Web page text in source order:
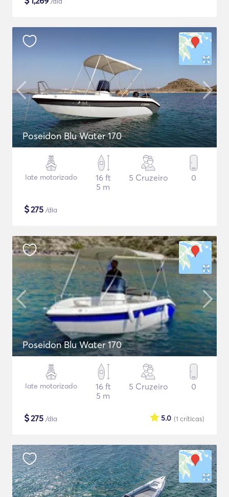
Poseidon Blu Water 170
Iate motorizado
16 ft
5 m
5 Cruzeiro 0
$275 /dia
Poseidon Blu Water 170
Iate motorizado
16 ft
5 m
5 Cruzeiro 0
$275 /dia (1 críticas)
5.0